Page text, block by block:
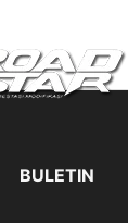
BULETIN